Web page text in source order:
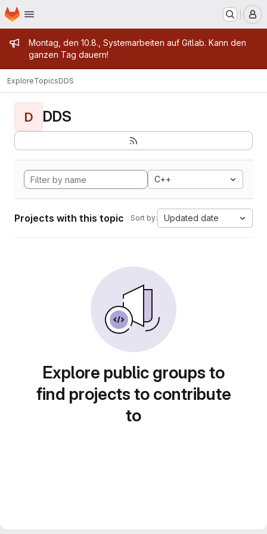
Skip to main content
Homepage
Admin message
Montag, den 10.8., Systemarbeiten auf Gitlab. Kann den
ganzen Tag dauern!
ExploreTopicsDDS
D DDS
C++
Projects with this topic Sort by: Updated date
Explore public groups to
find projects to contribute
to